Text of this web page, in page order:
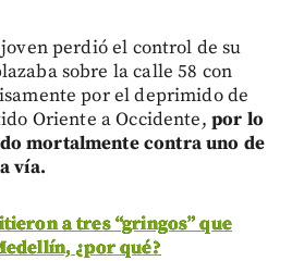
perdió el control de su
sobre la calle 58 con
por el deprimido de
Oriente a Occidente, por lo
mortalmente contra uno de
vía.
a tres “gringos” que
¿por qué?